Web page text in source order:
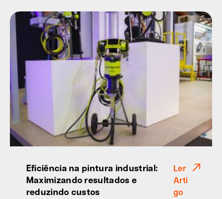
Eficiência na pintura industrial:
Maximizando resultados e
reduzindo custos
Ler
Arti
go